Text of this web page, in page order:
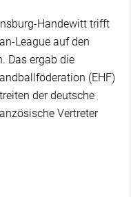
Handewitt trifft
League auf den
Das ergab die
(EHF)
der deutsche
Vertreter